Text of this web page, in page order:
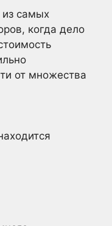
самых
когда дело
от множества